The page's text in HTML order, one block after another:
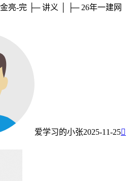
亮-完 ├─ 讲义 │ ├─ 26年一建网
爱学习的小张2025-11-25